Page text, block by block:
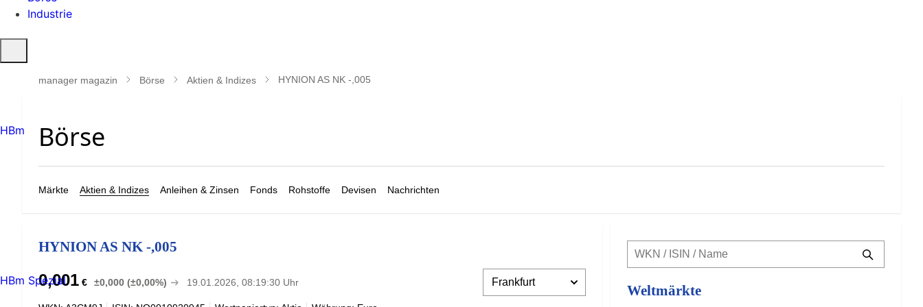
Industrie
öffnen
manager magazin Börse Aktien & Indizes HYNION AS NK -,005
Märkte Aktien & Indizes Anleihen & Zinsen Fonds Rohstoffe Devisen Nachrichten
HYNION AS NK -,005
0,001 € ±0,000 (±0,00%) 19.01.2026, 08:19:30 Uhr
Weltmärkte
HBm
HBm Spezial